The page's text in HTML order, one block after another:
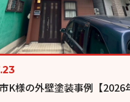
K様の外壁塗装事例【2026